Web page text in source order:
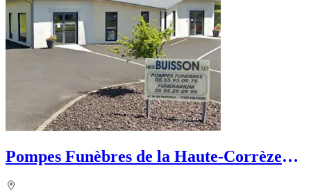
Pompes Funèbres de la Haute-Corrèze